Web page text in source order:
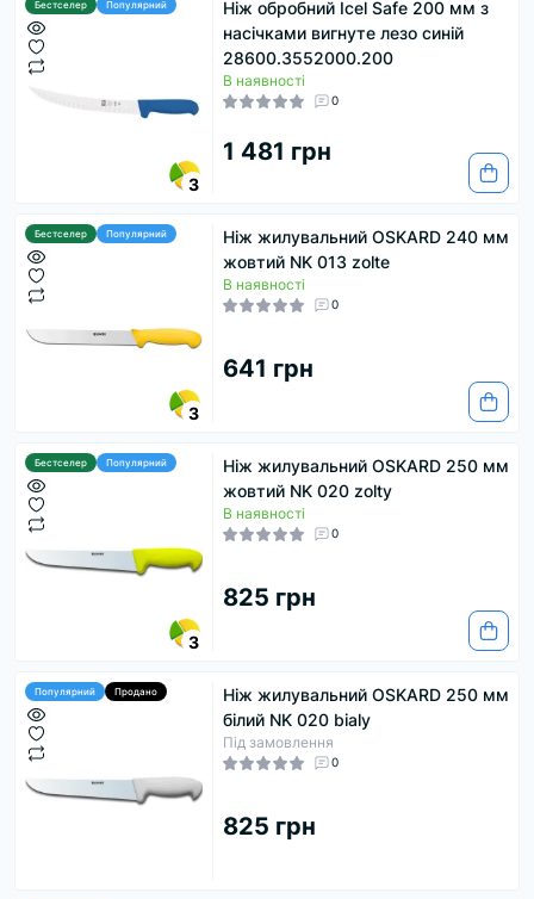
Бестселер Популярний
3
Ніж обробний Icel Safe 200 мм з
насічками вигнуте лезо синій
28600.3552000.200
В наявності
0
1 481 грн
Бестселер Популярний
3
Ніж жилувальний OSKARD 240 мм
жовтий NK 013 zolte
В наявності
0
641 грн
Бестселер Популярний
3
Ніж жилувальний OSKARD 250 мм
жовтий NK 020 zolty
В наявності
0
825 грн
Популярний Продано
Ніж жилувальний OSKARD 250 мм
білий NK 020 bialy
Під замовлення
0
825 грн